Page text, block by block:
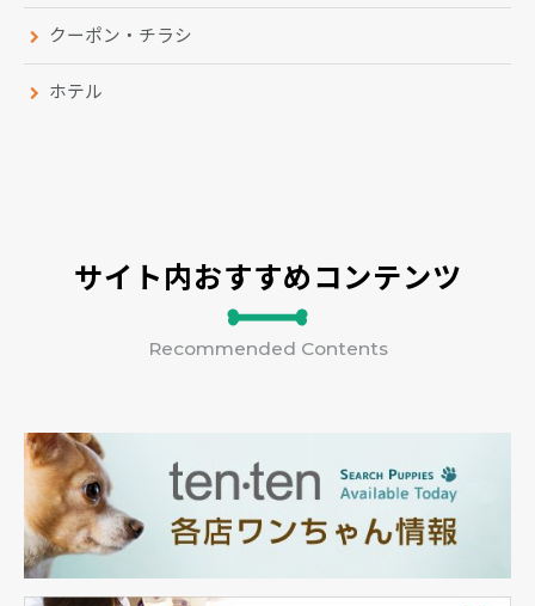
クーポン・チラシ
ホテル
サイト内おすすめコンテンツ
Recommended Contents